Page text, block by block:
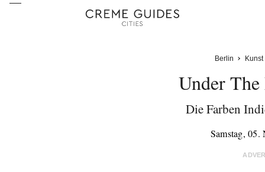
Berlin Kunst
Under
Die Farben
Samstag, 05.